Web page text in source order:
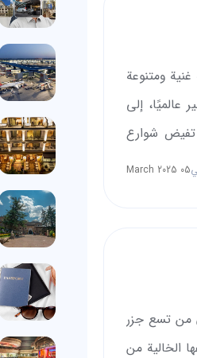
ومتنوعة
عالميًا، إلى
تفيض شوارع
فقط التراث05 March 2025
من تسع جزر
الخالية من